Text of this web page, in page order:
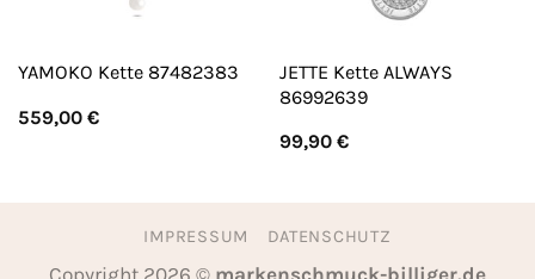
YAMOKO Kette 87482383
559,00 €
JETTE Kette ALWAYS
86992639
99,90 €
IMPRESSUM DATENSCHUTZ
Copyright 2026 © markenschmuck-billiger.de